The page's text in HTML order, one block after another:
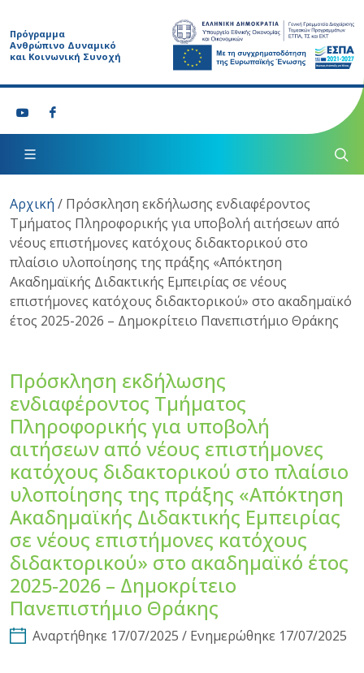
Πρόγραμμα
Ανθρώπινο Δυναμικό
και Κοινωνική Συνοχή
Αρχική / Πρόσκληση εκδήλωσης ενδιαφέροντος
Τμήματος Πληροφορικής για υποβολή αιτήσεων από
νέους επιστήμονες κατόχους διδακτορικού στο
πλαίσιο υλοποίησης της πράξης «Απόκτηση
Ακαδημαϊκής Διδακτικής Εμπειρίας σε νέους
επιστήμονες κατόχους διδακτορικού» στο ακαδημαϊκό
έτος 2025-2026 – Δημοκρίτειο Πανεπιστήμιο Θράκης
Πρόσκληση εκδήλωσης
ενδιαφέροντος Τμήματος
Πληροφορικής για υποβολή
αιτήσεων από νέους επιστήμονες
κατόχους διδακτορικού στο πλαίσιο
υλοποίησης της πράξης «Απόκτηση
Ακαδημαϊκής Διδακτικής Εμπειρίας
σε νέους επιστήμονες κατόχους
διδακτορικού» στο ακαδημαϊκό έτος
2025-2026 – Δημοκρίτειο
Πανεπιστήμιο Θράκης
Αναρτήθηκε 17/07/2025 / Ενημερώθηκε 17/07/2025